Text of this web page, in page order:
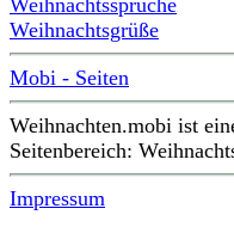
Weihnachtssprüche
Weihnachtsgrüße
Mobi - Seiten
Weihnachten.mobi ist
Seitenbereich:
Impressum